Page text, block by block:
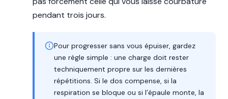
pendant trois jours.
Pour progresser sans vous épuiser, gardez
une règle simple : une charge doit rester
techniquement propre sur les dernières
répétitions. Si le dos compense, si la
respiration se bloque ou si l’épaule monte, la